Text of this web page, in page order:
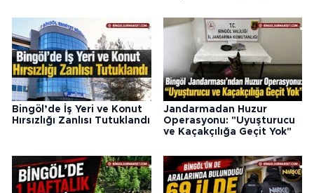
Bingöl’de İş Yeri ve Konut
Hırsızlığı Zanlısı Tutuklandı
Jandarmadan Huzur
Operasyonu: "Uyuşturucu
ve Kaçakçılığa Geçit Yok"